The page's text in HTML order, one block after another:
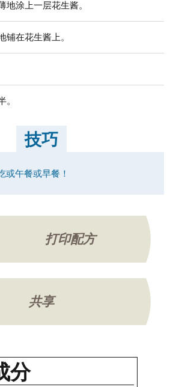
地涂上一层花生酱。
铺在花生酱上。
技巧
或午餐或早餐！
打印配方
共享
分